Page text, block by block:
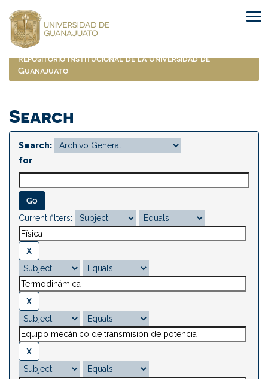
navigation
Repositorio Institucional de la Universidad de
Guanajuato
Search
Search:
for
Current filters: